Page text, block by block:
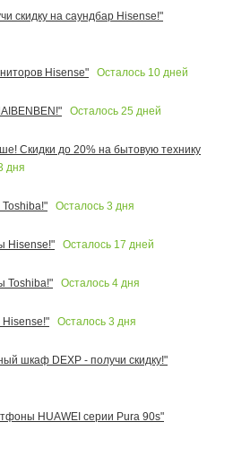
скидку на саундбар Hisense!"
Hisense"
Осталось 10 дней
Осталось 25 дней
Скидки до 20% на бытовую технику
дня
Осталось 3 дня
Hisense!"
Осталось 17 дней
Toshiba!"
Осталось 4 дня
Осталось 3 дня
шкаф DEXP - получи скидку!"
HUAWEI серии Pura 90s"